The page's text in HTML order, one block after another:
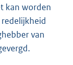
kan worden
van